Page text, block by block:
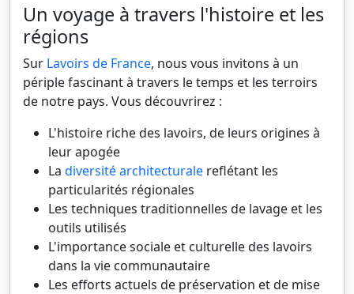
Un voyage à travers l'histoire et les
régions
Sur Lavoirs de France, nous vous invitons à un
périple fascinant à travers le temps et les terroirs
de notre pays. Vous découvrirez :
L'histoire riche des lavoirs, de leurs origines à
leur apogée
La diversité architecturale reflétant les
particularités régionales
Les techniques traditionnelles de lavage et les
outils utilisés
L'importance sociale et culturelle des lavoirs
dans la vie communautaire
Les efforts actuels de préservation et de mise